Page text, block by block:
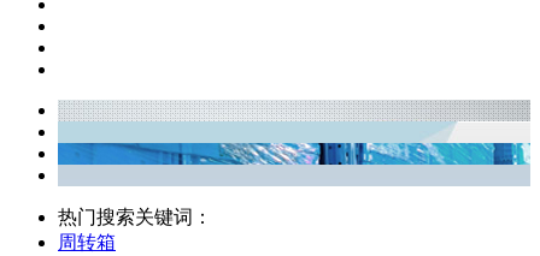
热门搜索关键词：
周转箱